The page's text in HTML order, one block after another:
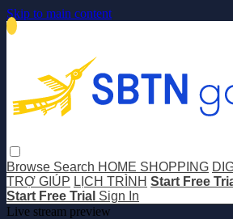
Skip to main content
Browse Search HOME SHOPPING
TRỢ GIÚP LỊCH TRÌNH Start Free
Start Free Trial Sign In
Live stream preview